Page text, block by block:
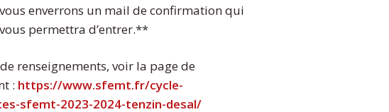
vous enverrons un mail de confirmation qui
vous permettra d’entrer.**
renseignements, voir la page de
: https://www.sfemt.fr/cycle-
sfemt-2023-2024-tenzin-desal/